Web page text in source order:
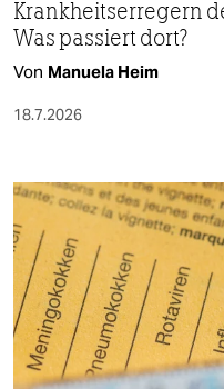
Krankheitserregern
Was passiert dort?
Von Manuela Heim
18.7.2026